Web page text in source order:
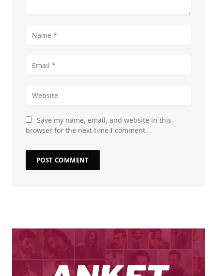
Save my name, email, and website in this
browser for the next time I comment.